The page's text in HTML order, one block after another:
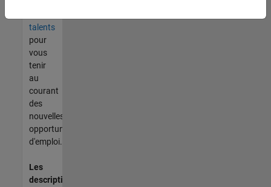
talents
pour
vous
tenir
au
courant
des
nouvelles
opportunités
d'emploi.
Les
descriptions